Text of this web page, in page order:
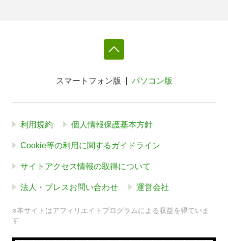
スマートフォン版 パソコン版
利用規約 個人情報保護基本方針
Cookie等の利用に関するガイドライン
サイトアクセス情報の取得について
法人・プレスお問い合わせ 運営会社
※本サイトはアフィリエイトプログラムによる収益を得ていま
す